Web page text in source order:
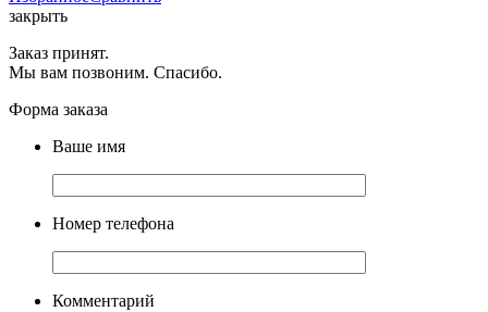
закрыть
Заказ принят.
Мы вам позвоним. Спасибо.
Форма заказа
Ваше имя
Номер телефона
Комментарий